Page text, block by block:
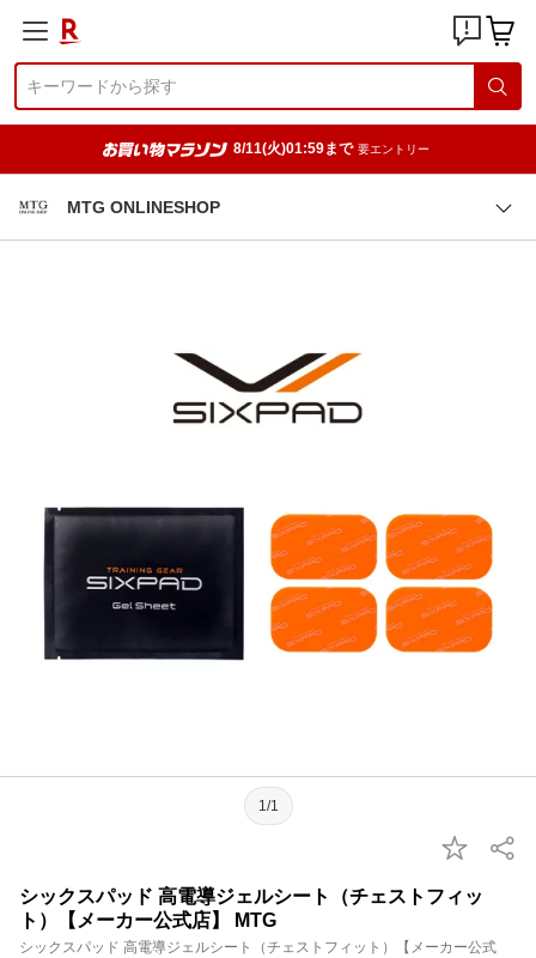
8/11(火)01:59まで 要エントリー
MTG ONLINESHOP
1/1
シックスパッド 高電導ジェルシート（チェストフィッ
ト）【メーカー公式店】 MTG
シックスパッド 高電導ジェルシート（チェストフィット）【メーカー公式